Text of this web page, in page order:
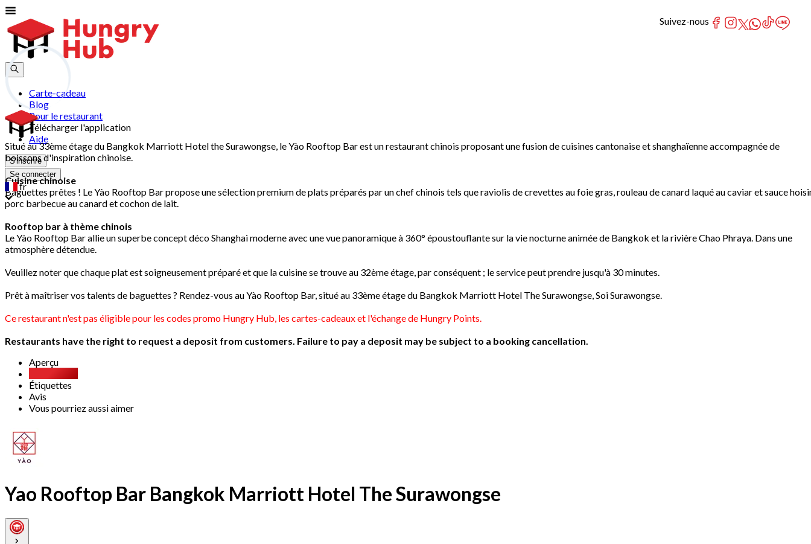
Carte-cadeau
Blog
Pour le restaurant
Télécharger l'application
Aide
S'inscrire
Se connecter
fr
Situé au 33ème étage du Bangkok Marriott Hotel the Surawongse, le Yào Rooftop Bar est un restaurant chinois proposant une fusion de cuisines cantonaise et shanghaïenne accompagnée de
boissons d'inspiration chinoise.
Cuisine chinoise
Baguettes prêtes ! Le Yào Rooftop Bar propose une sélection premium de plats préparés par un chef chinois tels que raviolis de crevettes au foie gras, rouleau de canard laqué au caviar et sauce
porc barbecue au canard et cochon de lait.
Rooftop bar à thème chinois
Le Yào Rooftop Bar allie un superbe concept déco Shanghai moderne avec une vue panoramique à 360° époustouflante sur la vie nocturne animée de Bangkok et la rivière Chao Phraya. Dans une
atmosphère détendue.
Veuillez noter que chaque plat est soigneusement préparé et que la cuisine se trouve au 32ème étage, par conséquent ; le service peut prendre jusqu'à 30 minutes.
Prêt à maîtriser vos talents de baguettes ? Rendez-vous au Yào Rooftop Bar, situé au 33ème étage du Bangkok Marriott Hotel The Surawongse, Soi Surawongse.
Ce restaurant n'est pas éligible pour les codes promo Hungry Hub, les cartes-cadeaux et l'échange de Hungry Points.
Restaurants have the right to request a deposit from customers. Failure to pay a deposit may be subject to a booking cancellation.
Aperçu
Étiquettes
Avis
Vous pourriez aussi aimer
Yao Rooftop Bar Bangkok Marriott Hotel The Surawongse
Suivez-nous